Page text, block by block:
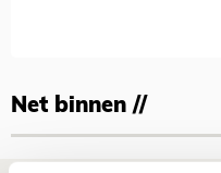
Net binnen //